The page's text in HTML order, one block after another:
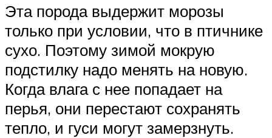
Эта порода выдержит морозы
только при условии, что в птичнике
сухо. Поэтому зимой мокрую
подстилку надо менять на новую.
Когда влага с нее попадает на
перья, они перестают сохранять
тепло, и гуси могут замерзнуть.